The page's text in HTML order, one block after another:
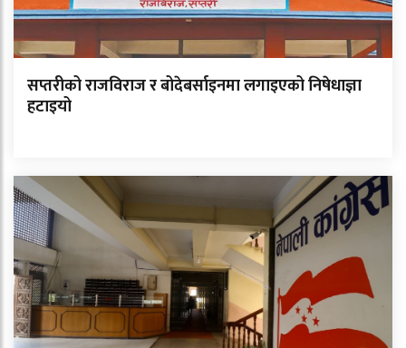
सप्तरीको राजविराज र बोदेबर्साइनमा लगाइएको निषेधाज्ञा
हटाइयो